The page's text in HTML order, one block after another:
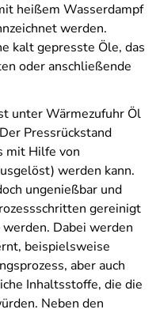
heißem Wasserdampf
werden.
kalt gepresste Öle, das
oder anschließende
unter Wärmezufuhr Öl
Pressrückstand
mit Hilfe von
werden kann.
ungenießbar und
gereinigt
Dabei werden
beispielsweise
aber auch
Inhaltsstoffe, die die
Neben den